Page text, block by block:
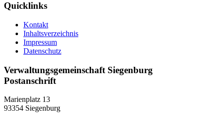
Quicklinks
Kontakt
Inhaltsverzeichnis
Impressum
Datenschutz
Verwaltungsgemeinschaft Siegenburg
Postanschrift
Marienplatz 13
93354 Siegenburg